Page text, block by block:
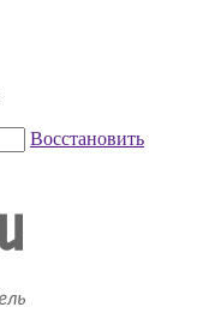
Восстановить